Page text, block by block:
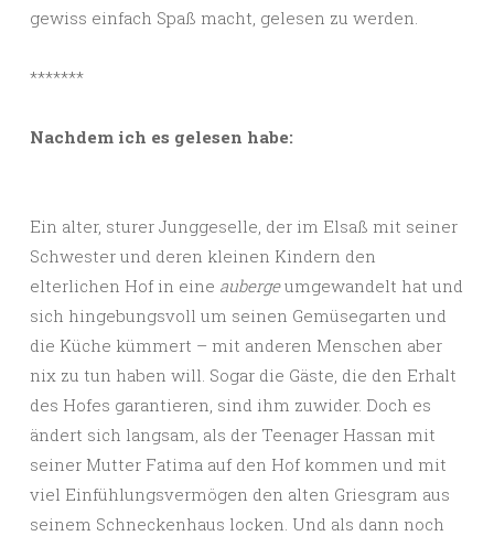
gewiss einfach Spaß macht, gelesen zu werden.
*******
Nachdem ich es gelesen habe:
Ein alter, sturer Junggeselle, der im Elsaß mit seiner
Schwester und deren kleinen Kindern den
elterlichen Hof in eine aubergeumgewandelt hat und
sich hingebungsvoll um seinen Gemüsegarten und
die Küche kümmert – mit anderen Menschen aber
nix zu tun haben will. Sogar die Gäste, die den Erhalt
des Hofes garantieren, sind ihm zuwider. Doch es
ändert sich langsam, als der Teenager Hassan mit
seiner Mutter Fatima auf den Hof kommen und mit
viel Einfühlungsvermögen den alten Griesgram aus
seinem Schneckenhaus locken. Und als dann noch